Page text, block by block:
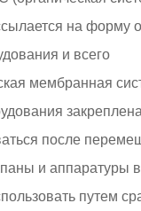
на форму
и всего
мембранная
после
и аппаратуры в
путем